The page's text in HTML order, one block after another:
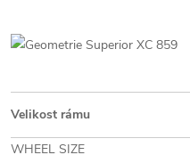
Velikost rámu
WHEEL SIZE